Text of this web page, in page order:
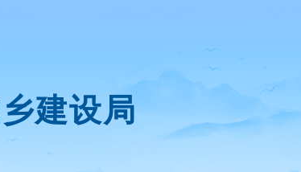
建设局